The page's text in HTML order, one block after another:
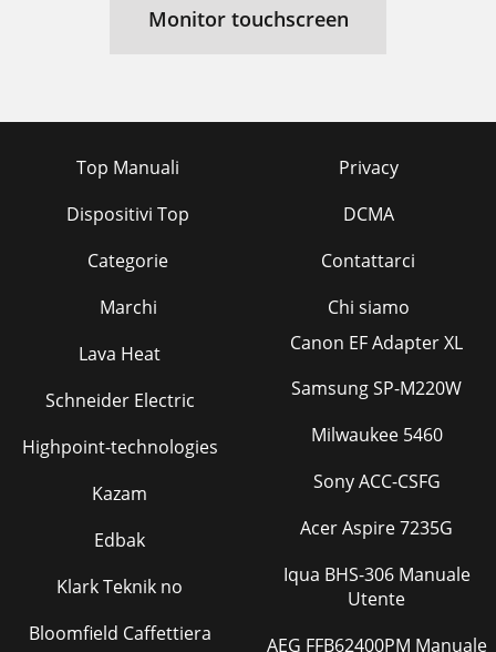
Monitor touchscreen
Top Manuali
Dispositivi Top
Categorie
Marchi
Privacy
DCMA
Contattarci
Chi siamo
Lava Heat
Schneider Electric
Highpoint-technologies
Kazam
Edbak
Klark Teknik no
Bloomfield Caffettiera
Canon EF Adapter XL
Samsung SP-M220W
Milwaukee 5460
Sony ACC-CSFG
Acer Aspire 7235G
Iqua BHS-306 Manuale
Utente
AEG FFB62400PM Manuale